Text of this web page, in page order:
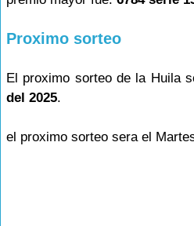
Proximo sorteo
El proximo sorteo de la Huila
del 2025.
el proximo sorteo sera el